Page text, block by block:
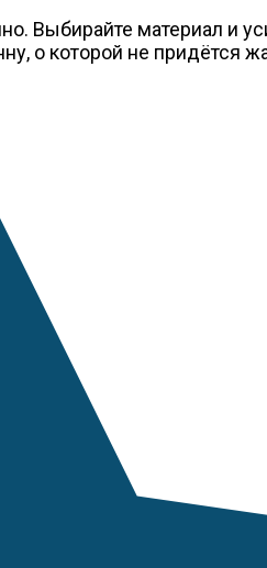
Выбирайте материал и
о которой не придётся